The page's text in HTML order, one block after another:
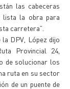
las cabeceras
lista la obra para
carretera”.
DPV, López dijo
Provincial 24,
de solucionar los
ruta en su sector
de un puente de